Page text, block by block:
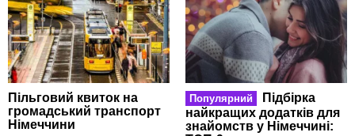
Пільговий квиток на
громадський транспорт
Німеччини
Популярний
Підбірка
найкращих додатків для
знайомств у Німеччині: